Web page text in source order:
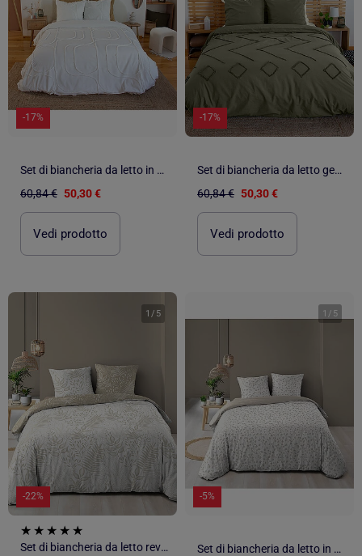
-17%
Set di biancheria da letto in cotone lavato con motivo geometrico astratto
60,84 € 50,30 €
Vedi prodotto
-17%
Set di biancheria da letto geometrica in cotone trapuntato
60,84 € 50,30 €
Vedi prodotto
1 / 5
-22%
Set di biancheria da letto reversibile in cotone con motivo a fogliame
1 / 5
-5%
Set di biancheria da letto in cotone 3 pezzi con disegno di piccole foglie + federe